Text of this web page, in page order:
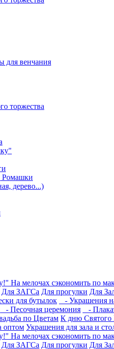
для венчания
торжества
Ромашки
дерево...)
На мелочах сэкономить по
Для ЗАГСа Для прогулки Для
для бутылок - Украшения
- Песочная церемония -
по Цветам К дню Святого
оптом Украшения для зала и
На мелочах сэкономить по
Для ЗАГСа Для прогулки Для